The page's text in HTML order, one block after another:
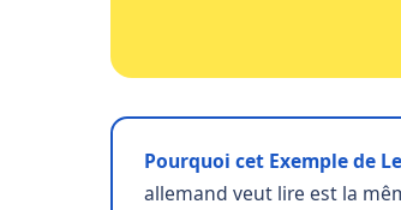
Pourquoi cet Exemple de
allemand veut lire est la